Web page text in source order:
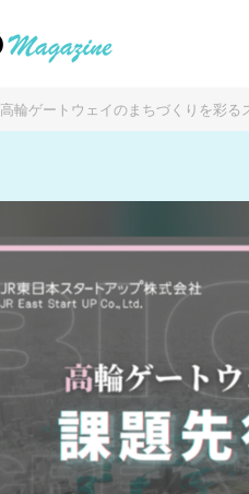
高輪ゲートウェイのまちづくりを彩